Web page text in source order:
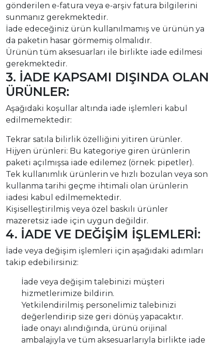
gönderilen e-fatura veya e-arşiv fatura bilgilerini
sunmanız gerekmektedir.
İade edeceğiniz ürün kullanılmamış ve ürünün ya
da paketin hasar görmemiş olmalıdır.
Ürünün tüm aksesuarları ile birlikte iade edilmesi
gerekmektedir.
3. İADE KAPSAMI DIŞINDA OLAN
ÜRÜNLER:
Aşağıdaki koşullar altında iade işlemleri kabul
edilmemektedir:
Tekrar satıla bilirlik özelliğini yitiren ürünler.
Hijyen ürünleri: Bu kategoriye giren ürünlerin
paketi açılmışsa iade edilemez (örnek: pipetler).
Tek kullanımlık ürünlerin ve hızlı bozulan veya son
kullanma tarihi geçme ihtimali olan ürünlerin
iadesi kabul edilmemektedir.
Kişiselleştirilmiş veya özel baskılı ürünler
mazeretsiz iade için uygun değildir.
4. İADE VE DEĞİŞİM İŞLEMLERİ:
İade veya değişim işlemleri için aşağıdaki adımları
takip edebilirsiniz:
İade veya değişim talebinizi müşteri
hizmetlerimize bildirin.
Yetkilendirilmiş personelimiz talebinizi
değerlendirip size geri dönüş yapacaktır.
İade onayı alındığında, ürünü orijinal
ambalajıyla ve tüm aksesuarlarıyla birlikte iade